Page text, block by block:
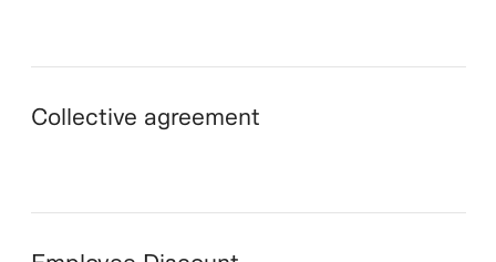
Collective agreement